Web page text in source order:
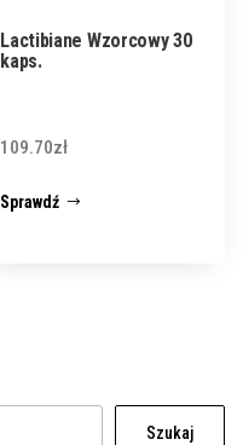
Lactibiane Wzorcowy 30
kaps.
109.70zł
Sprawdź
Szukaj